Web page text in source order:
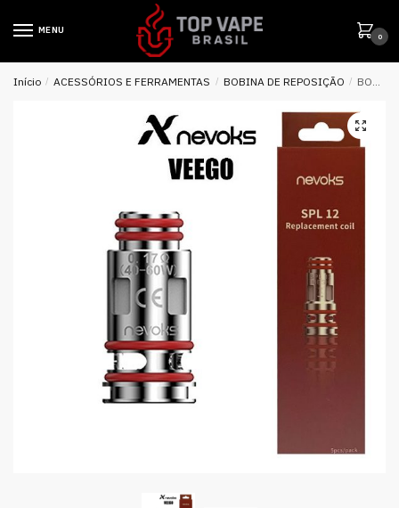
MENU
0
Início / ACESSÓRIOS E FERRAMENTAS / BOBINA DE REPOSIÇÃO / BOBINA ( REPOSIÇÃO ) SPL 12 PARA VEEGO 80 – NEVOKS